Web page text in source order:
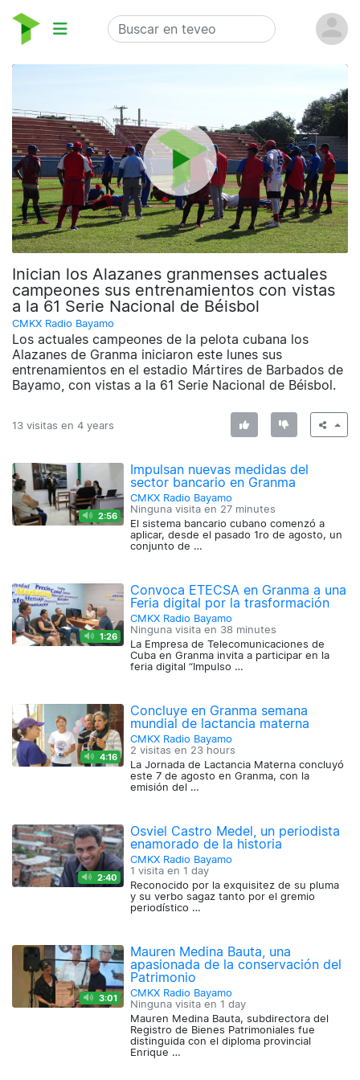
Inician los Alazanes granmenses actuales
campeones sus entrenamientos con vistas
a la 61 Serie Nacional de Béisbol
CMKX Radio Bayamo
Los actuales campeones de la pelota cubana los
Alazanes de Granma iniciaron este lunes sus
entrenamientos en el estadio Mártires de Barbados de
Bayamo, con vistas a la 61 Serie Nacional de Béisbol.
13 visitas en 4 years
2:56
Impulsan nuevas medidas del
sector bancario en Granma
CMKX Radio Bayamo
Ninguna visita en 27 minutes
El sistema bancario cubano comenzó a
aplicar, desde el pasado 1ro de agosto, un
conjunto de …
1:26
Convoca ETECSA en Granma a una
Feria digital por la trasformación
CMKX Radio Bayamo
Ninguna visita en 38 minutes
La Empresa de Telecomunicaciones de
Cuba en Granma invita a participar en la
feria digital “Impulso …
4:16
Concluye en Granma semana
mundial de lactancia materna
CMKX Radio Bayamo
2 visitas en 23 hours
La Jornada de Lactancia Materna concluyó
este 7 de agosto en Granma, con la
emisión del …
2:40
Osviel Castro Medel, un periodista
enamorado de la historia
CMKX Radio Bayamo
1 visita en 1 day
Reconocido por la exquisitez de su pluma
y su verbo sagaz tanto por el gremio
periodístico …
3:01
Mauren Medina Bauta, una
apasionada de la conservación del
Patrimonio
CMKX Radio Bayamo
Ninguna visita en 1 day
Mauren Medina Bauta, subdirectora del
Registro de Bienes Patrimoniales fue
distinguida con el diploma provincial
Enrique …